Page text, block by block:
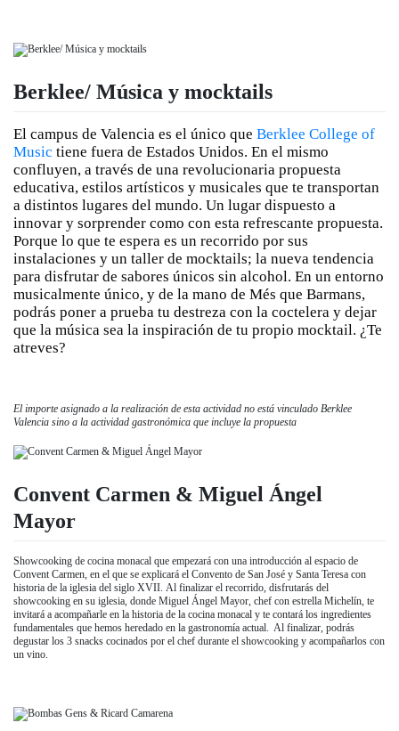
Berklee/ Música y mocktails
El campus de Valencia es el único que Berklee College of
Music tiene fuera de Estados Unidos. En el mismo
confluyen, a través de una revolucionaria propuesta
educativa, estilos artísticos y musicales que te transportan
a distintos lugares del mundo. Un lugar dispuesto a
innovar y sorprender como con esta refrescante propuesta.
Porque lo que te espera es un recorrido por sus
instalaciones y un taller de mocktails; la nueva tendencia
para disfrutar de sabores únicos sin alcohol. En un entorno
musicalmente único, y de la mano de Més que Barmans,
podrás poner a prueba tu destreza con la coctelera y dejar
que la música sea la inspiración de tu propio mocktail. ¿Te
atreves?
El importe asignado a la realización de esta actividad no está vinculado Berklee
Valencia sino a la actividad gastronómica que incluye la propuesta
Convent Carmen & Miguel Ángel
Mayor
Showcooking de cocina monacal que empezará con una introducción al espacio de
Convent Carmen, en el que se explicará el Convento de San José y Santa Teresa con
historia de la iglesia del siglo XVII. Al finalizar el recorrido, disfrutarás del
showcooking en su iglesia, donde Miguel Ángel Mayor, chef con estrella Michelín, te
invitará a acompañarle en la historia de la cocina monacal y te contará los ingredientes
fundamentales que hemos heredado en la gastronomía actual. Al finalizar, podrás
degustar los 3 snacks cocinados por el chef durante el showcooking y acompañarlos con
un vino.